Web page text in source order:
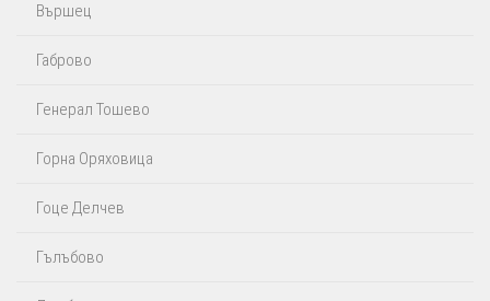
Вършец
Габрово
Генерал Тошево
Горна Оряховица
Гоце Делчев
Гълъбово